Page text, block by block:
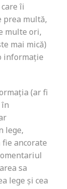
îi
prea multă,
multe ori,
mai mică)
informație
(ar fi
lege,
ancorate
sa
lege și cea